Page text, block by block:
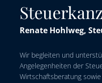
Renate Hohlweg,
Wir begleiten und
Angelegenheiten der
Wirtschaftsberatung